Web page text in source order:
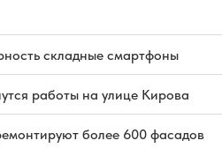
складные смартфоны
работы на улице Кирова
более 600 фасадов